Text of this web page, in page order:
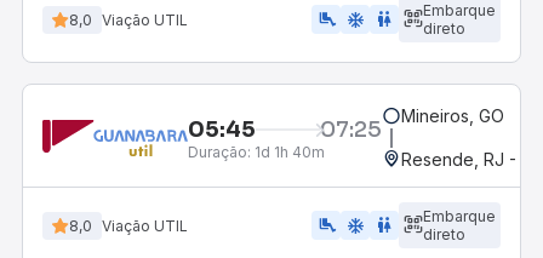
8,0 Viação UTIL airline_seat_legroom_extra ac_unit wc
Embarque
direto
05:45 07:25
Duração: 1d 1h 40m
Mineiros, GO
Resende, RJ -
8,0 Viação UTIL airline_seat_legroom_extra ac_unit wc
Embarque
direto